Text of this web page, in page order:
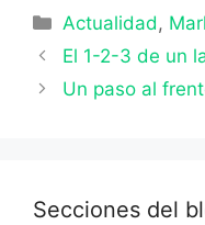
Categorías
Actualidad,
El 1-2-3 de un
Un paso al
Secciones del